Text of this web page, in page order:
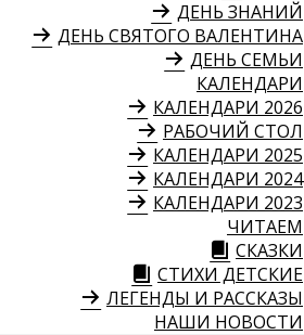
ДЕНЬ ЗНАНИЙ
ДЕНЬ СВЯТОГО ВАЛЕНТИНА
ДЕНЬ СЕМЬИ
КАЛЕНДАРИ
КАЛЕНДАРИ 2026
РАБОЧИЙ СТОЛ
КАЛЕНДАРИ 2025
КАЛЕНДАРИ 2024
КАЛЕНДАРИ 2023
ЧИТАЕМ
СКАЗКИ
СТИХИ ДЕТСКИЕ
ЛЕГЕНДЫ И РАССКАЗЫ
НАШИ НОВОСТИ